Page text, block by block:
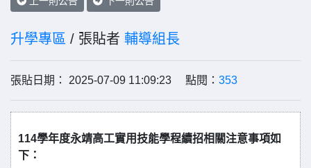
升學專區 / 張貼者 輔導組長
張貼日期： 2025-07-09 11:09:23 點閱： 353
114學年度永靖高工實用技能學程續招相關注意事項如
下：